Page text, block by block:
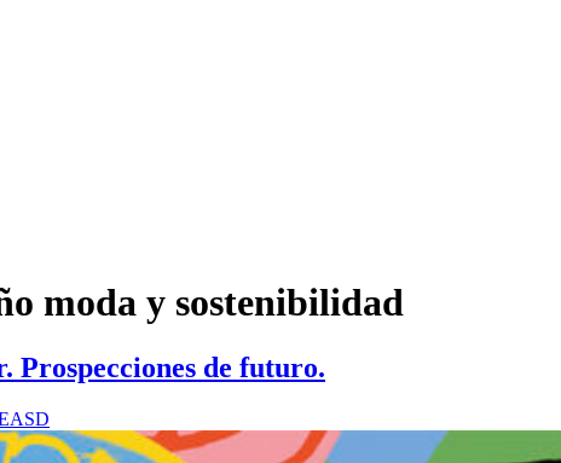
moda y sostenibilidad
Prospecciones de futuro.